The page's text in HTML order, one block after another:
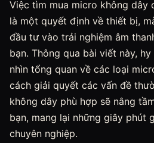
Việc tìm mua micro không dây
là một quyết định về thiết bị,
đầu tư vào trải nghiệm âm
bạn. Thông qua bài viết này,
nhìn tổng quan về các loại
cách giải quyết các vấn đề
không dây phù hợp sẽ nâng
bạn, mang lại những giây phút
chuyên nghiệp.